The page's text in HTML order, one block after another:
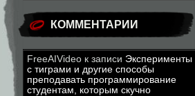
КОММЕНТАРИИ
FreeAIVideo к записи Эксперименты
с тиграми и другие способы
преподавать программирование
студентам, которым скучно